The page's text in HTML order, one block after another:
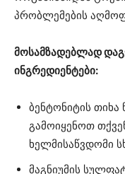
პრობლემების
მოსამზადებლად
ინგრედიენტები:
ბენტონიტის თიხა
გამოიყენოთ
ხელმისაწვდომი
მაგნიუმის